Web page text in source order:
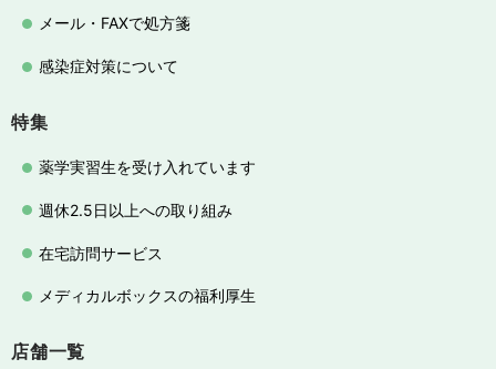
メール・FAXで処方箋
感染症対策について
特集
薬学実習生を受け入れています
週休2.5日以上への取り組み
在宅訪問サービス
メディカルボックスの福利厚生
店舗一覧